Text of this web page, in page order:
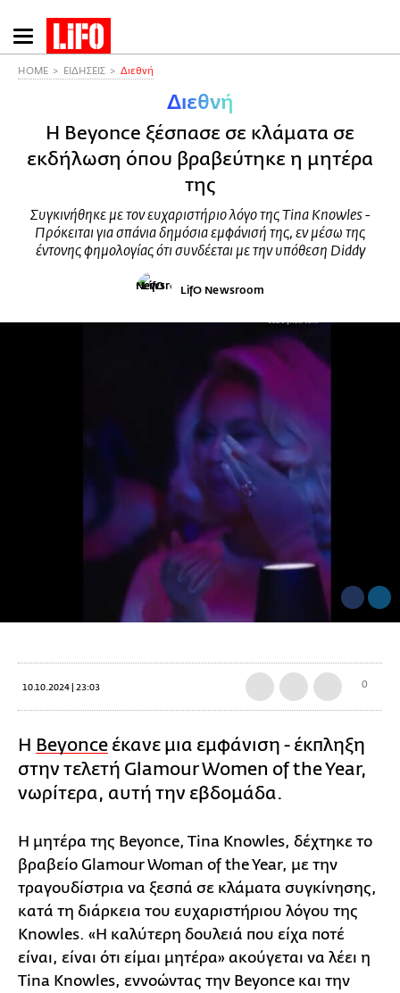
Παράκαμψη
προς
HOME ΕΙΔΗΣΕΙΣ Διεθνή
Διεθνή
Η Beyonce ξέσπασε σε κλάματα σε
εκδήλωση όπου βραβεύτηκε η μητέρα
της
Συγκινήθηκε με τον ευχαριστήριο λόγο της Tina Knowles -
Πρόκειται για σπάνια δημόσια εμφάνισή της, εν μέσω της
έντονης φημολογίας ότι συνδέεται με την υπόθεση Diddy
LifO Newsroom
10.10.2024 | 23:03 0
Η Beyonce έκανε μια εμφάνιση - έκπληξη
στην τελετή Glamour Women of the Year,
νωρίτερα, αυτή την εβδομάδα.
Η μητέρα της Beyonce, Tina Knowles, δέχτηκε το
βραβείο Glamour Woman of the Year, με την
τραγουδίστρια να ξεσπά σε κλάματα συγκίνησης,
κατά τη διάρκεια του ευχαριστήριου λόγου της
Knowles. «Η καλύτερη δουλειά που είχα ποτέ
είναι, είναι ότι είμαι μητέρα» ακούγεται να λέει η
Tina Knowles, εννοώντας την Beyonce και την